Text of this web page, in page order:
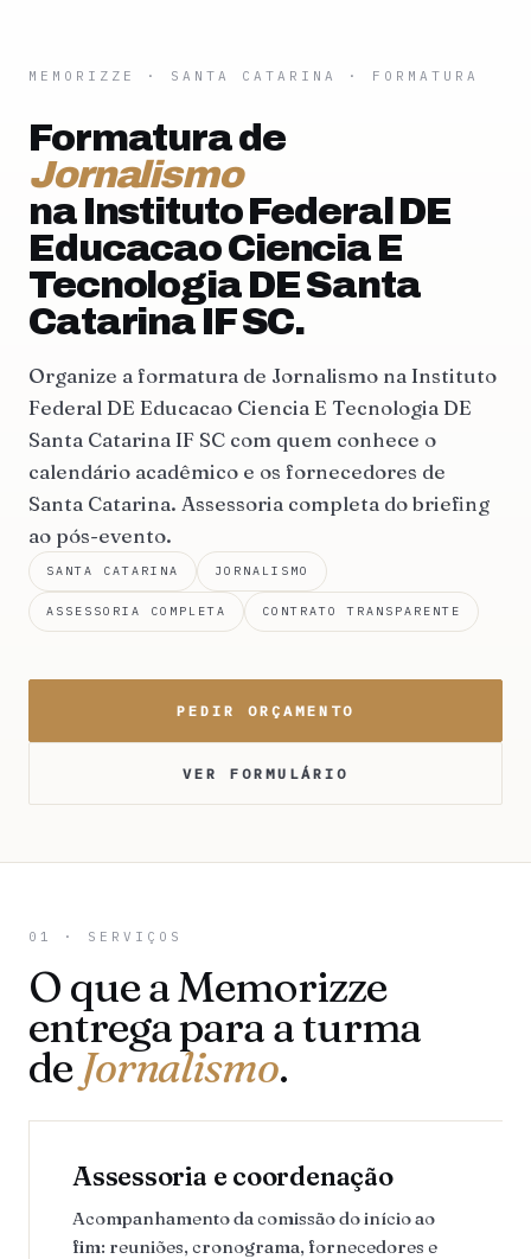
MEMORIZZE · SANTA CATARINA · FORMATURA
Formatura de
Jornalismo
na Instituto Federal DE
Educacao Ciencia E
Tecnologia DE Santa
Catarina IF SC.
Organize a formatura de Jornalismo na Instituto
Federal DE Educacao Ciencia E Tecnologia DE
Santa Catarina IF SC com quem conhece o
calendário acadêmico e os fornecedores de
Santa Catarina. Assessoria completa do briefing
ao pós-evento.
SANTA CATARINA JORNALISMO
ASSESSORIA COMPLETA CONTRATO TRANSPARENTE
PEDIR ORÇAMENTO
VER FORMULÁRIO
01 · SERVIÇOS
O que a Memorizze
entrega para a turma
de Jornalismo.
Assessoria e coordenação
Acompanhamento da comissão do início ao
fim: reuniões, cronograma, fornecedores e